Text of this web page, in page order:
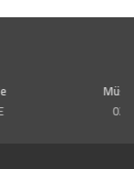
Müşteri
0212 243